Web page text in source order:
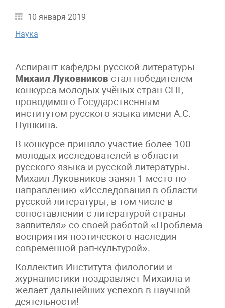
10 января 2019
Наука
Аспирант кафедры русской литературы
Михаил Луковников стал победителем
конкурса молодых учёных стран СНГ,
проводимого Государственным
институтом русского языка имени А.С.
Пушкина.
В конкурсе приняло участие более 100
молодых исследователей в области
русского языка и русской литературы.
Михаил Луковников занял 1 место по
направлению «Исследования в области
русской литературы, в том числе в
сопоставлении с литературой страны
заявителя» со своей работой «Проблема
восприятия поэтического наследия
современной рэп-культурой».
Коллектив Института филологии и
журналистики поздравляет Михаила и
желает дальнейших успехов в научной
деятельности!